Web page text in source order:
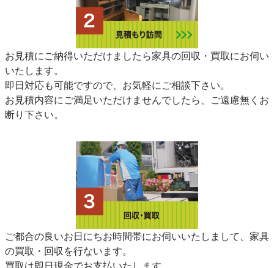
お見積にご納得いただけましたら家具の回収・買取にお伺い
いたします。
即日対応も可能ですので、お気軽にご相談下さい。
お見積内容にご満足いただけませんでしたら、ご遠慮無くお
断り下さい。
ご都合の良いお日にちお時間帯にお伺いいたしまして、家具
の買取・回収を行ないます。
買取は即日現金でお支払いたします。